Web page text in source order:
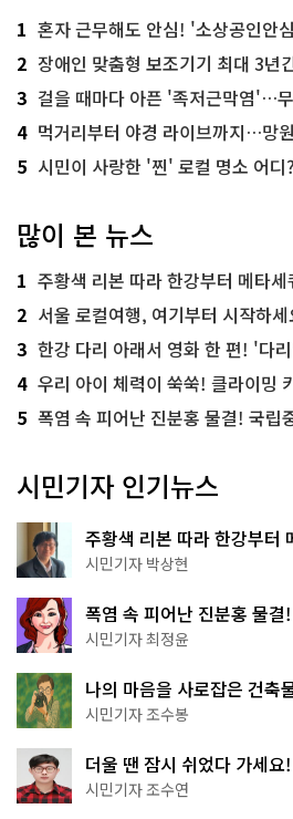
1 혼자 근무해도 안심! '소상공인안
2 장애인 맞춤형 보조기기 최대 3년간
3 걸을 때마다 아픈 '족저근막염'…무작정
4 먹거리부터 야경 라이브까지…망
5 시민이 사랑한 '찐' 로컬 명소 어디? '
많이 본 뉴스
1 주황색 리본 따라 한강부터 메타세쿼이아
2 서울 로컬여행, 여기부터 시작하
3 한강 다리 아래서 영화 한 편! '다
4 우리 아이 체력이 쑥쑥! 클라이밍
5 폭염 속 피어난 진분홍 물결! 국립
시민기자 인기뉴스
주황색 리본 따라 한강부
서울둘레길 15코스
시민기자 박상현
폭염 속 피어난 진분홍 물
무 명소
시민기자 최정윤
나의 마음을 사로잡은 건축
상작 공개!
시민기자 조수봉
더울 땐 잠시 쉬었다 가세
·무더위쉼터까지
시민기자 조수연